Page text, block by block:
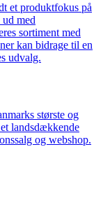
et produktfokus på
med
sortiment med
kan bidrage til en
udvalg.
største og
landsdækkende
og webshop.